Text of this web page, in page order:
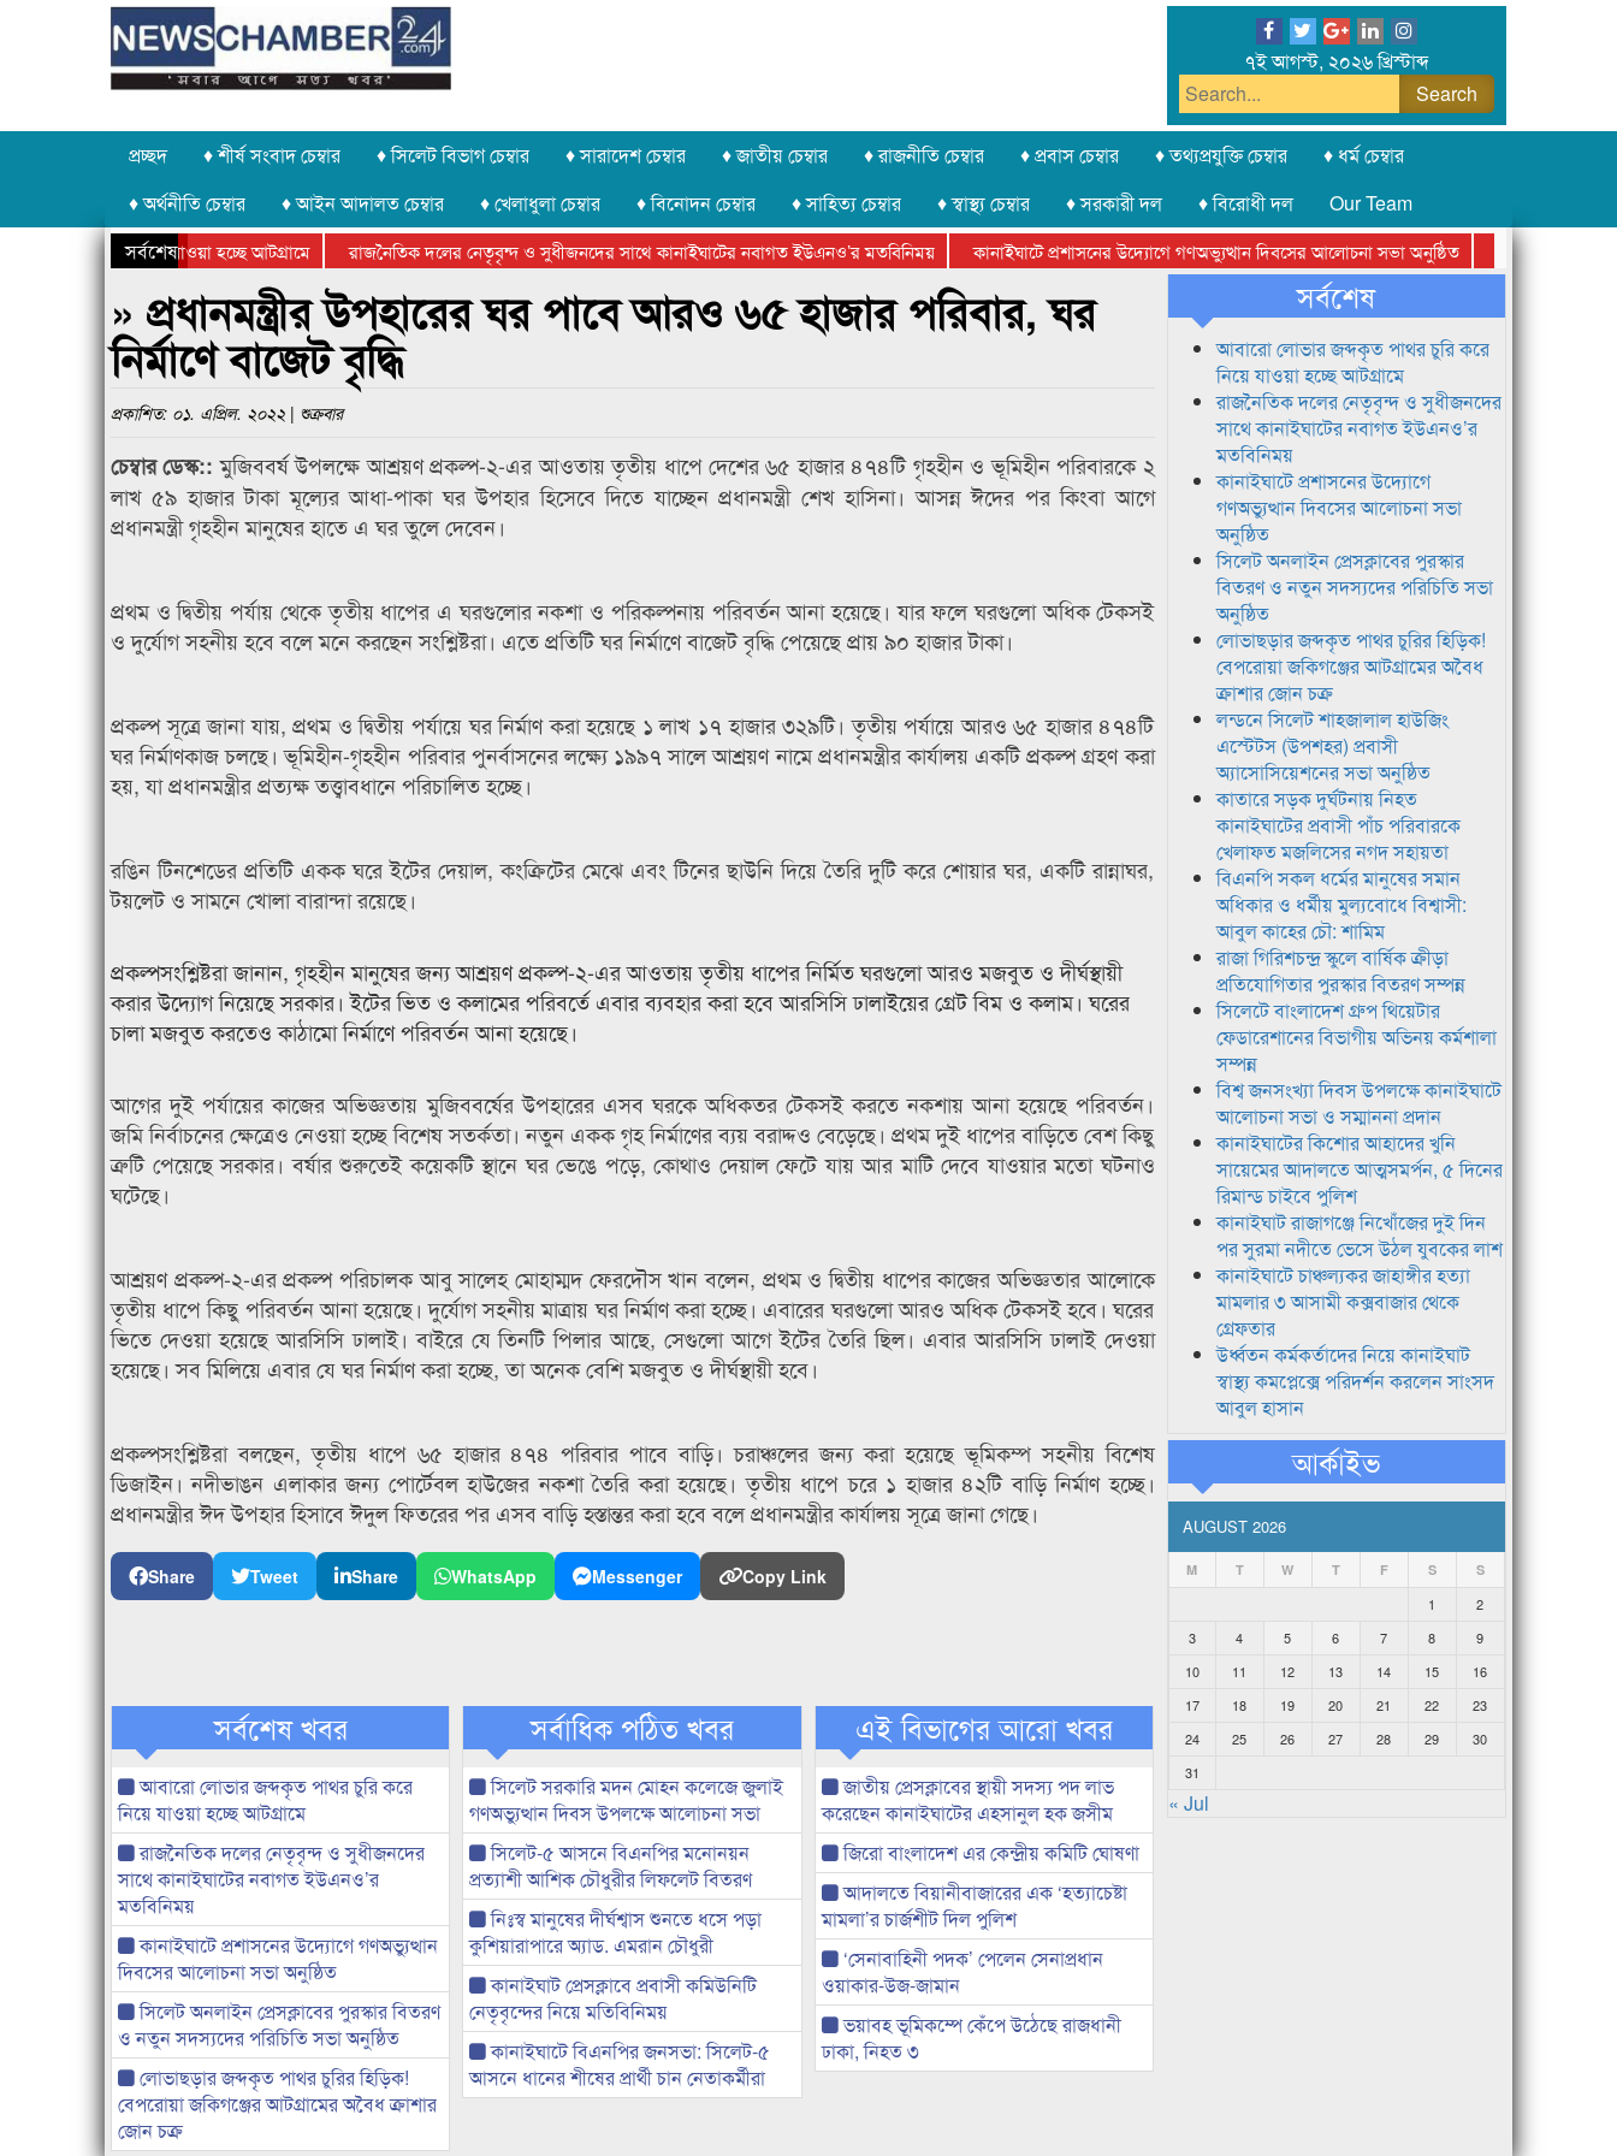
৭ই আগস্ট, ২০২৬ খ্রিস্টাব্দ
প্রচ্ছদ ♦ শীর্ষ সংবাদ চেম্বার ♦ সিলেট বিভাগ চেম্বার ♦ সারাদেশ চেম্বার ♦ জাতীয় চেম্বার ♦ রাজনীতি চেম্বার ♦ প্রবাস চেম্বার ♦ তথ্যপ্রযুক্তি চেম্বার
♦ ধর্ম চেম্বার
♦ অর্থনীতি চেম্বার
♦ আইন আদালত চেম্বার ♦ খেলাধুলা চেম্বার ♦ বিনোদন চেম্বার ♦ সাহিত্য চেম্বার ♦ স্বাস্থ্য চেম্বার ♦ সরকারী দল ♦ বিরোধী দল
Our Team
সর্বশেষ
চুরি করে নিয়ে যাওয়া হচ্ছে আটগ্রামে রাজনৈতিক দলের নেতৃবৃন্দ ও সুধীজনদের সাথে কানাইঘাটের নবাগত ইউএনও’র মতবিনিময় কানাইঘাটে প্রশাসনের উদ্যোগে গণঅভ্যুত্থান দিবসের আলোচনা সভা অনুষ্ঠিত
সিলেট অনলাইন
ক্রীড়া প্রতিযোগিতার পুরস্কার বিতরণ সম্পন্ন
সিলেটে বাংলাদেশ গ্রুপ থিয়েটার ফেডারেশানের বিভাগীয় অভিনয় কর্মশালা সম্পন্ন
» প্রধানমন্ত্রীর উপহারের ঘর পাবে আরও ৬৫ হাজার পরিবার, ঘর
নির্মাণে বাজেট বৃদ্ধি
প্রকাশিত: ০১. এপ্রিল. ২০২২ | শুক্রবার
চেম্বার ডেস্ক::মুজিববর্ষ উপলক্ষে আশ্রয়ণ প্রকল্প-২-এর আওতায় তৃতীয় ধাপে দেশের ৬৫ হাজার ৪৭৪টি গৃহহীন ও ভূমিহীন পরিবারকে ২
লাখ ৫৯ হাজার টাকা মূল্যের আধা-পাকা ঘর উপহার হিসেবে দিতে যাচ্ছেন প্রধানমন্ত্রী শেখ হাসিনা। আসন্ন ঈদের পর কিংবা আগে
প্রধানমন্ত্রী গৃহহীন মানুষের হাতে এ ঘর তুলে দেবেন।
প্রথম ও দ্বিতীয় পর্যায় থেকে তৃতীয় ধাপের এ ঘরগুলোর নকশা ও পরিকল্পনায় পরিবর্তন আনা হয়েছে। যার ফলে ঘরগুলো অধিক টেকসই
ও দুর্যোগ সহনীয় হবে বলে মনে করছেন সংশ্লিষ্টরা। এতে প্রতিটি ঘর নির্মাণে বাজেট বৃদ্ধি পেয়েছে প্রায় ৯০ হাজার টাকা।
প্রকল্প সূত্রে জানা যায়, প্রথম ও দ্বিতীয় পর্যায়ে ঘর নির্মাণ করা হয়েছে ১ লাখ ১৭ হাজার ৩২৯টি। তৃতীয় পর্যায়ে আরও ৬৫ হাজার ৪৭৪টি
ঘর নির্মাণকাজ চলছে। ভূমিহীন-গৃহহীন পরিবার পুনর্বাসনের লক্ষ্যে ১৯৯৭ সালে আশ্রয়ণ নামে প্রধানমন্ত্রীর কার্যালয় একটি প্রকল্প গ্রহণ করা
হয়, যা প্রধানমন্ত্রীর প্রত্যক্ষ তত্ত্বাবধানে পরিচালিত হচ্ছে।
রঙিন টিনশেডের প্রতিটি একক ঘরে ইটের দেয়াল, কংক্রিটের মেঝে এবং টিনের ছাউনি দিয়ে তৈরি দুটি করে শোয়ার ঘর, একটি রান্নাঘর,
টয়লেট ও সামনে খোলা বারান্দা রয়েছে।
প্রকল্পসংশ্লিষ্টরা জানান, গৃহহীন মানুষের জন্য আশ্রয়ণ প্রকল্প-২-এর আওতায় তৃতীয় ধাপের নির্মিত ঘরগুলো আরও মজবুত ও দীর্ঘস্থায়ী
করার উদ্যোগ নিয়েছে সরকার। ইটের ভিত ও কলামের পরিবর্তে এবার ব্যবহার করা হবে আরসিসি ঢালাইয়ের গ্রেট বিম ও কলাম। ঘরের
চালা মজবুত করতেও কাঠামো নির্মাণে পরিবর্তন আনা হয়েছে।
আগের দুই পর্যায়ের কাজের অভিজ্ঞতায় মুজিববর্ষের উপহারের এসব ঘরকে অধিকতর টেকসই করতে নকশায় আনা হয়েছে পরিবর্তন।
জমি নির্বাচনের ক্ষেত্রেও নেওয়া হচ্ছে বিশেষ সতর্কতা। নতুন একক গৃহ নির্মাণের ব্যয় বরাদ্দও বেড়েছে। প্রথম দুই ধাপের বাড়িতে বেশ কিছু
ত্রুটি পেয়েছে সরকার। বর্ষার শুরুতেই কয়েকটি স্থানে ঘর ভেঙে পড়ে, কোথাও দেয়াল ফেটে যায় আর মাটি দেবে যাওয়ার মতো ঘটনাও
ঘটেছে।
আশ্রয়ণ প্রকল্প-২-এর প্রকল্প পরিচালক আবু সালেহ মোহাম্মদ ফেরদৌস খান বলেন, প্রথম ও দ্বিতীয় ধাপের কাজের অভিজ্ঞতার আলোকে
তৃতীয় ধাপে কিছু পরিবর্তন আনা হয়েছে। দুর্যোগ সহনীয় মাত্রায় ঘর নির্মাণ করা হচ্ছে। এবারের ঘরগুলো আরও অধিক টেকসই হবে। ঘরের
ভিতে দেওয়া হয়েছে আরসিসি ঢালাই। বাইরে যে তিনটি পিলার আছে, সেগুলো আগে ইটের তৈরি ছিল। এবার আরসিসি ঢালাই দেওয়া
হয়েছে। সব মিলিয়ে এবার যে ঘর নির্মাণ করা হচ্ছে, তা অনেক বেশি মজবুত ও দীর্ঘস্থায়ী হবে।
প্রকল্পসংশ্লিষ্টরা বলছেন, তৃতীয় ধাপে ৬৫ হাজার ৪৭৪ পরিবার পাবে বাড়ি। চরাঞ্চলের জন্য করা হয়েছে ভূমিকম্প সহনীয় বিশেষ
ডিজাইন। নদীভাঙন এলাকার জন্য পোর্টেবল হাউজের নকশা তৈরি করা হয়েছে। তৃতীয় ধাপে চরে ১ হাজার ৪২টি বাড়ি নির্মাণ হচ্ছে।
প্রধানমন্ত্রীর ঈদ উপহার হিসাবে ঈদুল ফিতরের পর এসব বাড়ি হস্তান্তর করা হবে বলে প্রধানমন্ত্রীর কার্যালয় সূত্রে জানা গেছে।
Share Tweet Share WhatsApp Messenger Copy Link
সর্বশেষ খবর
আবারো লোভার জব্দকৃত পাথর চুরি করে
নিয়ে যাওয়া হচ্ছে আটগ্রামে
রাজনৈতিক দলের নেতৃবৃন্দ ও সুধীজনদের
সাথে কানাইঘাটের নবাগত ইউএনও’র
মতবিনিময়
কানাইঘাটে প্রশাসনের উদ্যোগে গণঅভ্যুত্থান
দিবসের আলোচনা সভা অনুষ্ঠিত
সিলেট অনলাইন প্রেসক্লাবের পুরস্কার বিতরণ
ও নতুন সদস্যদের পরিচিতি সভা অনুষ্ঠিত
লোভাছড়ার জব্দকৃত পাথর চুরির হিড়িক!
বেপরোয়া জকিগঞ্জের আটগ্রামের অবৈধ ক্রাশার
জোন চক্র
সর্বাধিক পঠিত খবর
সিলেট সরকারি মদন মোহন কলেজে জুলাই
গণঅভ্যুত্থান দিবস উপলক্ষে আলোচনা সভা
সিলেট-৫ আসনে বিএনপির মনোনয়ন
প্রত্যাশী আশিক চৌধুরীর লিফলেট বিতরণ
নিঃস্ব মানুষের দীর্ঘশ্বাস শুনতে ধসে পড়া
কুশিয়ারাপারে অ্যাড. এমরান চৌধুরী
কানাইঘাট প্রেসক্লাবে প্রবাসী কমিউনিটি
নেতৃবৃন্দের নিয়ে মতিবিনিময়
কানাইঘাটে বিএনপির জনসভা: সিলেট-৫
আসনে ধানের শীষের প্রার্থী চান নেতাকর্মীরা
এই বিভাগের আরো খবর
জাতীয় প্রেসক্লাবের স্থায়ী সদস্য পদ লাভ
করেছেন কানাইঘাটের এহসানুল হক জসীম
জিরো বাংলাদেশ এর কেন্দ্রীয় কমিটি ঘোষণা
আদালতে বিয়ানীবাজারের এক ‘হত্যাচেষ্টা
মামলা’র চার্জশীট দিল পুলিশ
‘সেনাবাহিনী পদক’ পেলেন সেনাপ্রধান
ওয়াকার-উজ-জামান
ভয়াবহ ভূমিকম্পে কেঁপে উঠেছে রাজধানী
ঢাকা, নিহত ৩
সর্বশেষ
আবারো লোভার জব্দকৃত পাথর চুরি করে
নিয়ে যাওয়া হচ্ছে আটগ্রামে
রাজনৈতিক দলের নেতৃবৃন্দ ও সুধীজনদের
সাথে কানাইঘাটের নবাগত ইউএনও’র
মতবিনিময়
কানাইঘাটে প্রশাসনের উদ্যোগে
গণঅভ্যুত্থান দিবসের আলোচনা সভা
অনুষ্ঠিত
সিলেট অনলাইন প্রেসক্লাবের পুরস্কার
বিতরণ ও নতুন সদস্যদের পরিচিতি সভা
অনুষ্ঠিত
লোভাছড়ার জব্দকৃত পাথর চুরির হিড়িক!
বেপরোয়া জকিগঞ্জের আটগ্রামের অবৈধ
ক্রাশার জোন চক্র
লন্ডনে সিলেট শাহজালাল হাউজিং
এস্টেটস (উপশহর) প্রবাসী
অ্যাসোসিয়েশনের সভা অনুষ্ঠিত
কাতারে সড়ক দুর্ঘটনায় নিহত
কানাইঘাটের প্রবাসী পাঁচ পরিবারকে
খেলাফত মজলিসের নগদ সহায়তা
বিএনপি সকল ধর্মের মানুষের সমান
অধিকার ও ধর্মীয় মুল্যবোধে বিশ্বাসী:
আবুল কাহের চৌ: শামিম
রাজা গিরিশচন্দ্র স্কুলে বার্ষিক ক্রীড়া
প্রতিযোগিতার পুরস্কার বিতরণ সম্পন্ন
সিলেটে বাংলাদেশ গ্রুপ থিয়েটার
ফেডারেশানের বিভাগীয় অভিনয় কর্মশালা
সম্পন্ন
বিশ্ব জনসংখ্যা দিবস উপলক্ষে কানাইঘাটে
আলোচনা সভা ও সম্মাননা প্রদান
কানাইঘাটের কিশোর আহাদের খুনি
সায়েমের আদালতে আত্মসমর্পন, ৫ দিনের
রিমান্ড চাইবে পুলিশ
কানাইঘাট রাজাগঞ্জে নিখোঁজের দুই দিন
পর সুরমা নদীতে ভেসে উঠল যুবকের লাশ
কানাইঘাটে চাঞ্চল্যকর জাহাঙ্গীর হত্যা
মামলার ৩ আসামী কক্সবাজার থেকে
গ্রেফতার
উর্ধ্বতন কর্মকর্তাদের নিয়ে কানাইঘাট
স্বাস্থ্য কমপ্লেক্সে পরিদর্শন করলেন সাংসদ
আবুল হাসান
আর্কাইভ
AUGUST 2026
M T W T F S S
1
2
3
4 5 6 7 8
9
10
11 12 13 14 15
16
17
18 19 20 21 22
23
24
25 26 27 28 29
30
31
« Jul